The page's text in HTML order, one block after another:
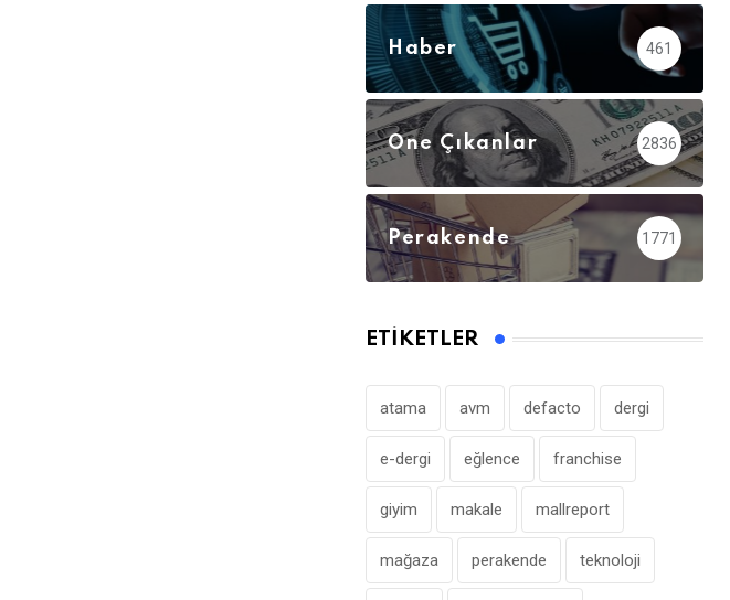
Haber 461
Öne Çıkanlar 2836
Perakende 1771
ETIKETLER
atama avm defacto dergi
e-dergi eğlence franchise
giyim makale mallreport
mağaza perakende teknoloji